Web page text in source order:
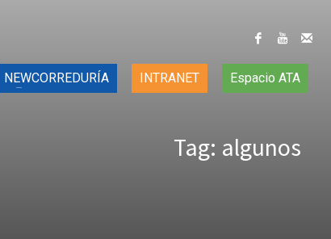
NEWCORREDURÍA INTRANET Espacio ATA
Tag: algunos